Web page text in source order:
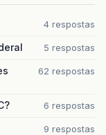
4 respostas
5 respostas
62 respostas
6 respostas
9 respostas